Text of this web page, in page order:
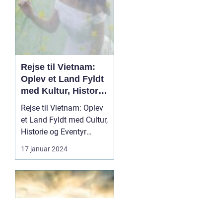
Rejse til Vietnam:
Oplev et Land Fyldt
med Kultur, Historie
og Eventyr
Rejse til Vietnam: Oplev
et Land Fyldt med Cultur,
Historie og Eventyr
Introduktion Rejsen til
Vietnam kan være en
for enhver
rejseentusiast. Dette
17 januar 2024